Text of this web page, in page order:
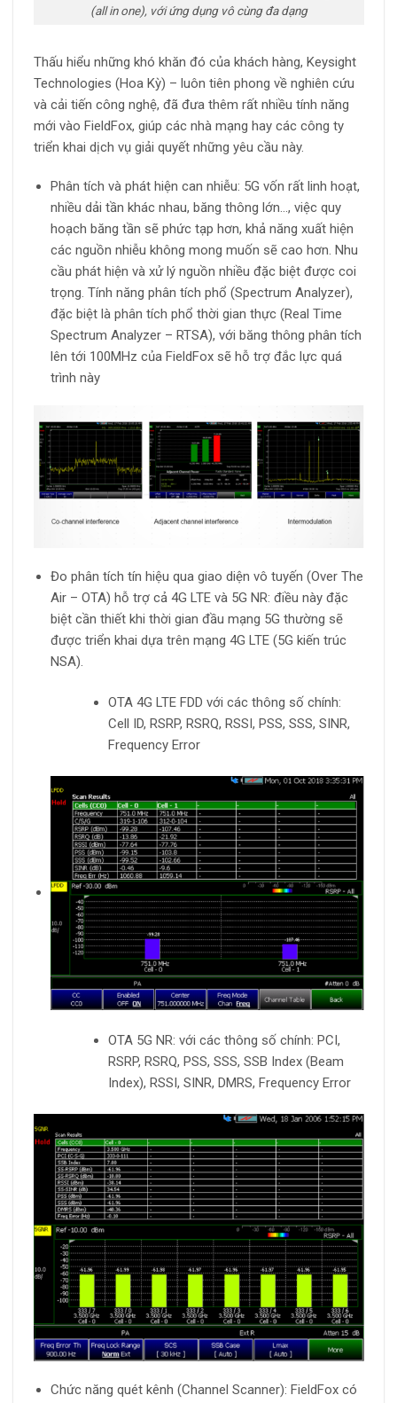
(all in one), với ứng dụng vô cùng đa dạng
Thấu hiểu những khó khăn đó của khách hàng, Keysight
Technologies (Hoa Kỳ) – luôn tiên phong về nghiên cứu
và cải tiến công nghệ, đã đưa thêm rất nhiều tính năng
mới vào FieldFox, giúp các nhà mạng hay các công ty
triển khai dịch vụ giải quyết những yêu cầu này.
Phân tích và phát hiện can nhiễu: 5G vốn rất linh hoạt,
nhiều dải tần khác nhau, băng thông lớn…, việc quy
hoạch băng tần sẽ phức tạp hơn, khả năng xuất hiện
các nguồn nhiễu không mong muốn sẽ cao hơn. Nhu
cầu phát hiện và xử lý nguồn nhiều đặc biệt được coi
trọng. Tính năng phân tích phổ (Spectrum Analyzer),
đặc biệt là phân tích phổ thời gian thực (Real Time
Spectrum Analyzer – RTSA), với băng thông phân tích
lên tới 100MHz của FieldFox sẽ hỗ trợ đắc lực quá
trình này
Đo phân tích tín hiệu qua giao diện vô tuyến (Over The
Air – OTA) hỗ trợ cả 4G LTE và 5G NR: điều này đặc
biệt cần thiết khi thời gian đầu mạng 5G thường sẽ
được triển khai dựa trên mạng 4G LTE (5G kiến trúc
NSA).
OTA 4G LTE FDD với các thông số chính:
Cell ID, RSRP, RSRQ, RSSI, PSS, SSS, SINR,
Frequency Error
OTA 5G NR: với các thông số chính: PCI,
RSRP, RSRQ, PSS, SSS, SSB Index (Beam
Index), RSSI, SINR, DMRS, Frequency Error
Chức năng quét kênh (Channel Scanner): FieldFox có